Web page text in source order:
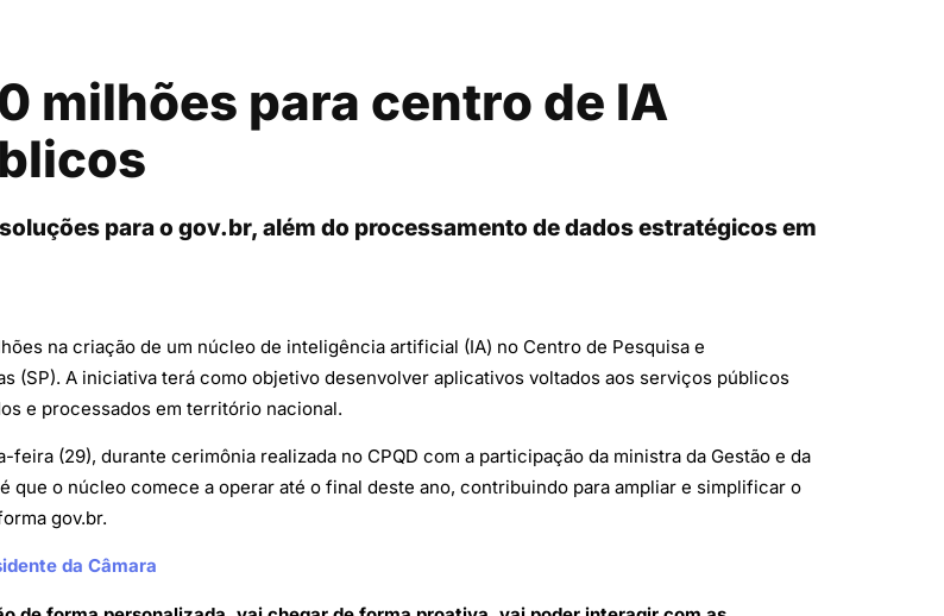
milhões para centro de IA
para o gov.br, além do processamento de dados estratégicos em
na criação de um núcleo de inteligência artificial (IA) no Centro de Pesquisa e
(SP). A iniciativa terá como objetivo desenvolver aplicativos voltados aos serviços públicos
e processados em território nacional.
(29), durante cerimônia realizada no CPQD com a participação da ministra da Gestão e da
que o núcleo comece a operar até o final deste ano, contribuindo para ampliar e simplificar o
gov.br.
da Câmara